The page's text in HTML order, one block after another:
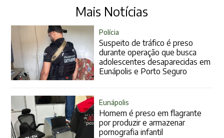
Mais Notícias
Polícia
Suspeito de tráfico é preso
durante operação que busca
adolescentes desaparecidas em
Eunápolis e Porto Seguro
Eunápolis
Homem é preso em flagrante
por produzir e armazenar
pornografia infantil